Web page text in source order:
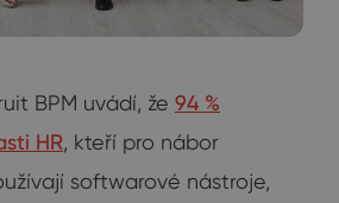
BPM uvádí, že 94 %
HR, kteří pro nábor
softwarové nástroje,